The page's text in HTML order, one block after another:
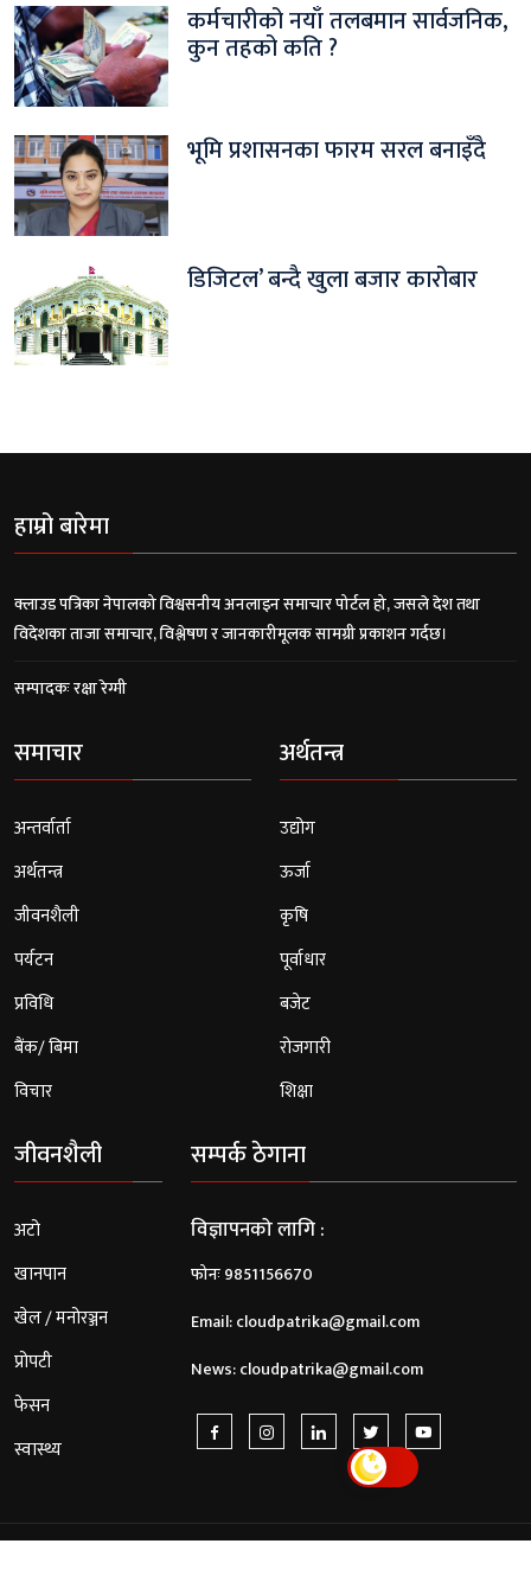
कर्मचारीको नयाँ तलबमान सार्वजनिक,
कुन तहको कति ?
भूमि प्रशासनका फारम सरल बनाइँदै
डिजिटल’ बन्दै खुला बजार कारोबार
हाम्रो बारेमा
क्लाउड पत्रिका नेपालको विश्वसनीय अनलाइन समाचार पोर्टल हो, जसले देश तथा
विदेशका ताजा समाचार, विश्लेषण र जानकारीमूलक सामग्री प्रकाशन गर्दछ।
सम्पादकः रक्षा रेग्मी
समाचार
अन्तर्वार्ता
अर्थतन्त्र
जीवनशैली
पर्यटन
प्रविधि
बैंक/ बिमा
विचार
अर्थतन्त्र
उद्योग
ऊर्जा
कृषि
पूर्वाधार
बजेट
रोजगारी
शिक्षा
जीवनशैली
अटो
खानपान
खेल / मनोरञ्जन
प्रोपटी
फेसन
स्वास्थ्य
सम्पर्क ठेगाना
विज्ञापनको लागि :
फोनः 9851156670
Email:cloudpatrika@gmail.com
News:cloudpatrika@gmail.com